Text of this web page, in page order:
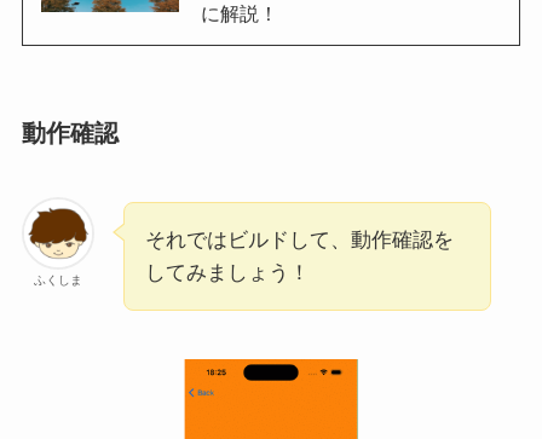
に解説！
動作確認
ふくしま
それではビルドして、動作確認を
してみましょう！